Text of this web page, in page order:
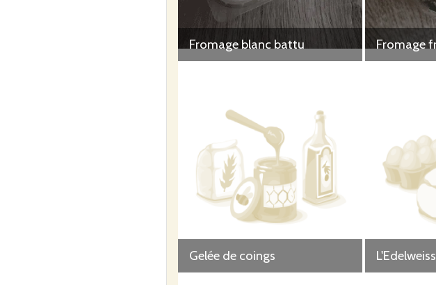
Fromage blanc battu
Gelée de coings L'Edelweiss